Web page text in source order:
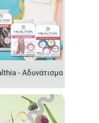
- Αδυνάτισμα